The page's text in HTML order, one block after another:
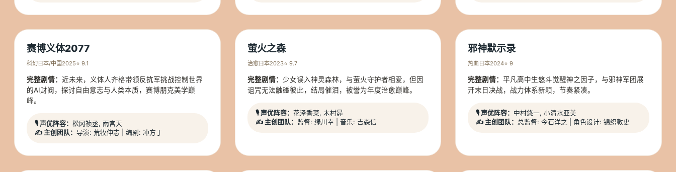
赛博义体2077
科幻日本/中国 2025⭐ 9.1
完整剧情： 近未来，义体人齐格带领反抗军挑战控制世界
的AI财阀，探讨自由意志与人类本质，赛博朋克美学巅
峰。
🎙️ 声优阵容： 松冈祯丞, 雨宫天
✍️ 主创团队： 导演: 荒牧伸志 | 编剧: 冲方丁
萤火之森
治愈日本2023⭐ 9.7
完整剧情： 少女误入神灵森林，与萤火守护者相爱，但因
诅咒无法触碰彼此，结局催泪，被誉为年度治愈巅峰。
🎙️ 声优阵容： 花泽香菜, 木村昴
✍️ 主创团队： 监督: 绿川幸 | 音乐: 吉森信
邪神默示录
热血 日本2024⭐ 9
完整剧情：平凡高中生悠斗觉醒神之因子，与邪神军团展
开末日决战，战力体系新颖，节奏紧凑。
🎙️ 声优阵容： 中村悠一, 小清水亚美
✍️ 主创团队： 总监督: 今石洋之 | 角色设计: 锦织敦史